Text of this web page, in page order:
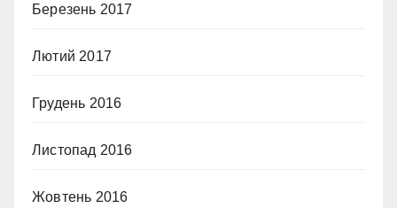
Березень 2017
Лютий 2017
Грудень 2016
Листопад 2016
Жовтень 2016